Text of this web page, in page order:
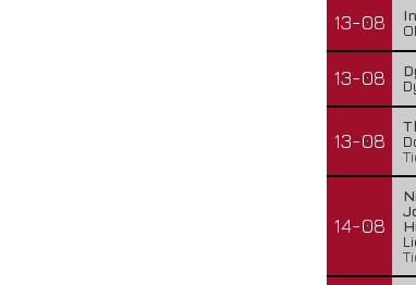
13-08
13-08
13-08
14-08